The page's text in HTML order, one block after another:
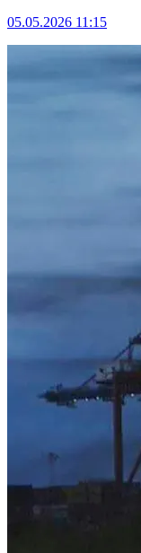
05.05.2026 11:15